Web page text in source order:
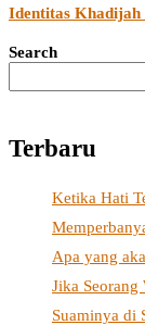
Identitas Khadijah
Search
Terbaru
Ketika Hati
Apa yang
Jika
Suaminya di